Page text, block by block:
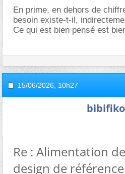
En prime, en dehors de
besoin existe-t-il,
Ce qui est bien pensé est
15/06/2026, 10h27
Re : Alimentation
design de référence